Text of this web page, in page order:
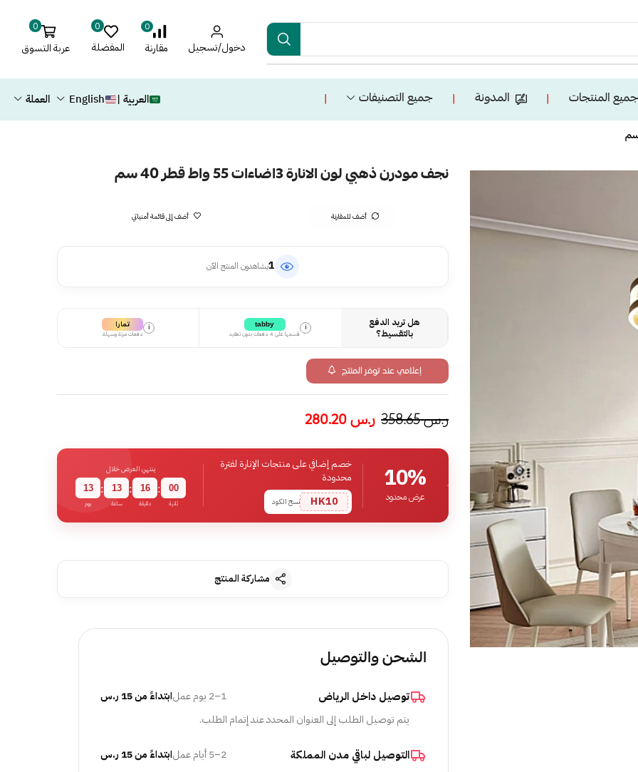
دخول/تسجيل
0
مقارنة
0
المفضلة
0
عربة التسوق
جميع المنتجات ❘ المدونة ❘ جميع التصنيفات ❘ العربية | English العملة
نجف مودرن ذهبي لون الانارة 3اضاءات 55 واط قطر 40 سم
أضف للمقارنة أضف إلى قائمة أمنياتي
1يشاهدون المنتج الآن
هل تريد الدفع
بالتقسيط؟
i
tabby
قسمها على 4 دفعات بدون تعقيد
i تمارا
دفعات مرنة وسهلة
إعلامي عند توفر المنتج
ر.س358.65 ر.س280.20
10%
عرض محدود
خصم إضافي على منتجات الإنارة لفترة
محدودة
HK10 نسخ الكود
ينتهي العرض خلال
13
يوم
: 13
ساعة
: 15
دقيقة
: 59
ثانية
مشاركة المنتج
الشحن والتوصيل
توصيل داخل الرياض 1–2 يوم عمل
ابتداءً من 15 ر.س
يتم توصيل الطلب إلى العنوان المحدد عند إتمام الطلب.
التوصيل لباقي مدن المملكة 2–5 أيام عمل
ابتداءً من 15 ر.س